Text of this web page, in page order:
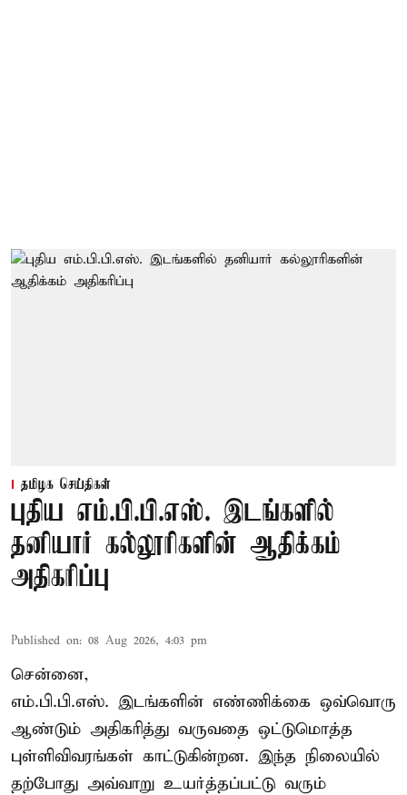
தமிழக செய்திகள்
புதிய எம்.பி.பி.எஸ். இடங்களில்
தனியார் கல்லூரிகளின் ஆதிக்கம்
அதிகரிப்பு
Published on: 08 Aug 2026, 4:03 pm
சென்னை,
எம்.பி.பி.எஸ். இடங்களின் எண்ணிக்கை ஒவ்வொரு
ஆண்டும் அதிகரித்து வருவதை ஒட்டுமொத்த
புள்ளிவிவரங்கள் காட்டுகின்றன. இந்த நிலையில்
தற்போது அவ்வாறு உயர்த்தப்பட்டு வரும்